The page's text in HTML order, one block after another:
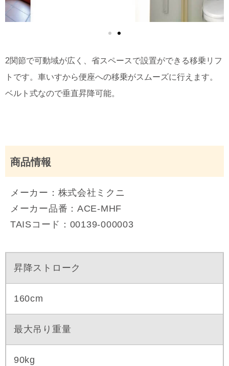
2関節で可動域が広く、省スペースで設置ができる移乗リフ
トです。車いすから便座への移乗がスムーズに行えます。
ベルト式なので垂直昇降可能。
商品情報
メーカー：株式会社ミクニ
メーカー品番：ACE-MHF
TAISコード：00139‐000003
昇降ストローク
160cm
最大吊り重量
90kg